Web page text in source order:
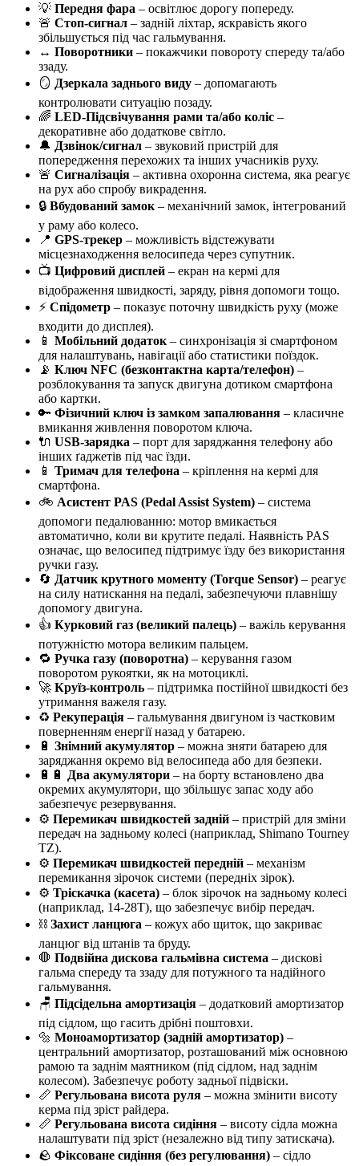
💡 Передня фара – освітлює дорогу попереду.
🚨 Стоп-сигнал – задній ліхтар, яскравість якого
збільшується під час гальмування.
↔️ Поворотники – покажчики повороту спереду та/або
ззаду.
🪞 Дзеркала заднього виду – допомагають
контролювати ситуацію позаду.
🌈 LED-Підсвічування рами та/або коліс –
декоративне або додаткове світло.
🔔 Дзвінок/сигнал – звуковий пристрій для
попередження перехожих та інших учасників руху.
🚨 Сигналізація – активна охоронна система, яка реагує
на рух або спробу викрадення.
🔒 Вбудований замок – механічний замок, інтегрований
у раму або колесо.
📍 GPS-трекер – можливість відстежувати
місцезнаходження велосипеда через супутник.
📺 Цифровий дисплей – екран на кермі для
відображення швидкості, заряду, рівня допомоги тощо.
⚡ Спідометр – показує поточну швидкість руху (може
входити до дисплея).
📱 Мобільний додаток – синхронізація зі смартфоном
для налаштувань, навігації або статистики поїздок.
📡 Ключ NFC (безконтактна карта/телефон) –
розблокування та запуск двигуна дотиком смартфона
або картки.
🔑 Фізичний ключ із замком запалювання – класичне
вмикання живлення поворотом ключа.
🔌 USB-зарядка – порт для заряджання телефону або
інших ґаджетів під час їзди.
📱 Тримач для телефона – кріплення на кермі для
смартфона.
🚲 Асистент PAS (Pedal Assist System) – система
допомоги педалюванню: мотор вмикається
автоматично, коли ви крутите педалі. Наявність PAS
означає, що велосипед підтримує їзду без використання
ручки газу.
🔄 Датчик крутного моменту (Torque Sensor) – реагує
на силу натискання на педалі, забезпечуючи плавнішу
допомогу двигуна.
👍 Курковий газ (великий палець) – важіль керування
потужністю мотора великим пальцем.
🔁 Ручка газу (поворотна) – керування газом
поворотом рукоятки, як на мотоциклі.
🚀 Круїз-контроль – підтримка постійної швидкості без
утримання важеля газу.
♻️ Рекуперація – гальмування двигуном із частковим
поверненням енергії назад у батарею.
🔋 Знімний акумулятор – можна зняти батарею для
заряджання окремо від велосипеда або для безпеки.
🔋🔋
Два акумулятори – на борту встановлено два
окремих акумулятори, що збільшує запас ходу або
забезпечує резервування.
⚙️ Перемикач швидкостей задній – пристрій для зміни
передач на задньому колесі (наприклад, Shimano Tourney
TZ).
⚙️ Перемикач швидкостей передній – механізм
перемикання зірочок системи (передніх зірок).
⚙️ Тріскачка (касета) – блок зірочок на задньому колесі
(наприклад, 14-28Т), що забезпечує вибір передач.
⛓️ Захист ланцюга – кожух або щиток, що закриває
ланцюг від штанів та бруду.
🛑 Подвійна дискова гальмівна система – дискові
гальма спереду та ззаду для потужного та надійного
гальмування.
🪑 Підсідельна амортизація – додатковий амортизатор
під сідлом, що гасить дрібні поштовхи.
🔩 Моноамортизатор (задній амортизатор) –
центральний амортизатор, розташований між основною
рамою та заднім маятником (під сідлом, над заднім
колесом). Забезпечує роботу задньої підвіски.
📏 Регульована висота руля – можна змінити висоту
керма під зріст райдера.
📏 Регульована висота сидіння – висоту сідла можна
налаштувати під зріст (незалежно від типу затискача).
🪨 Фіксоване сидіння (без регулювання) – сідло